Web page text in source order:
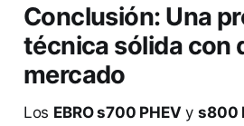
Conclusión: Una
técnica sólida con
mercado
Los EBRO s700 PHEV ys800